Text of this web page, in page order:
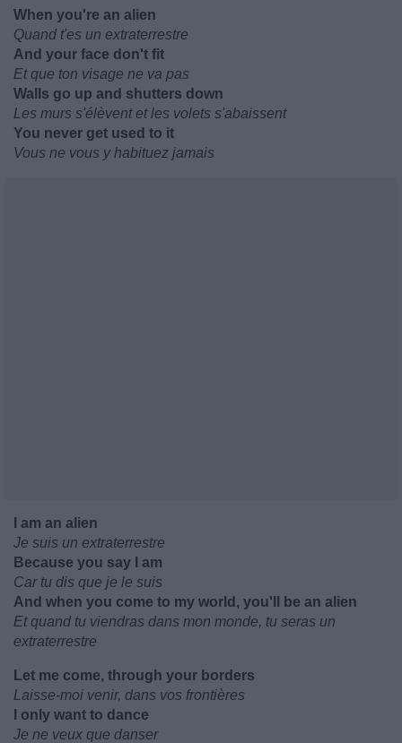
When you're an alien
Quand t'es un extraterrestre
And your face don't fit
Et que ton visage ne va pas
Walls go up and shutters down
Les murs s'élèvent et les volets s'abaissent
You never get used to it
Vous ne vous y habituez jamais
I am an alien
Je suis un extraterrestre
Because you say I am
Car tu dis que je le suis
And when you come to my world, you'll be an alien
Et quand tu viendras dans mon monde, tu seras un
extraterrestre
Let me come, through your borders
Laisse-moi venir, dans vos frontières
I only want to dance
Je ne veux que danser